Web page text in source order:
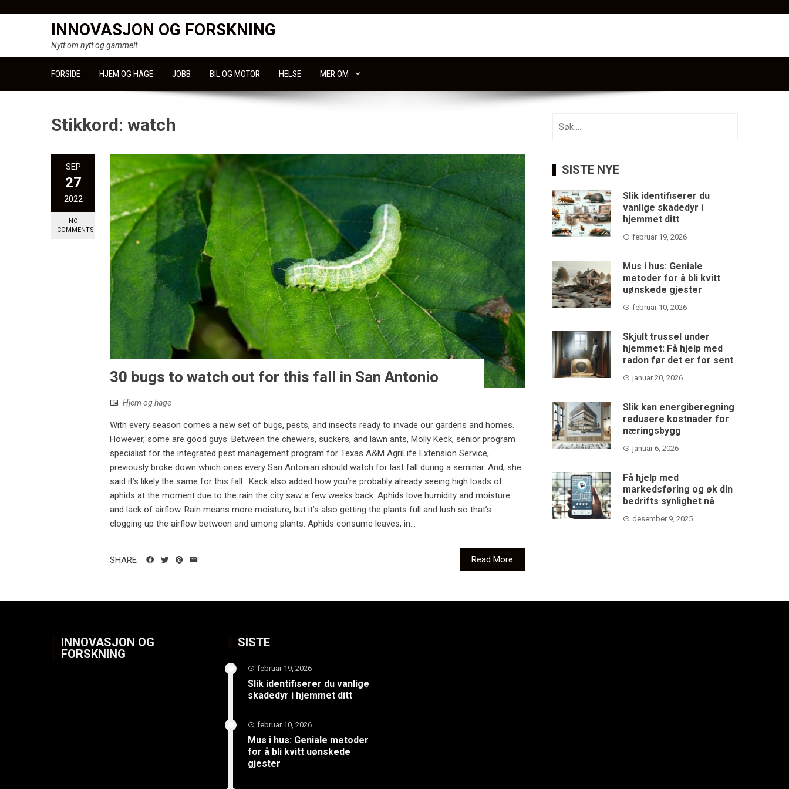
INNOVASJON OG FORSKNING
Nytt om nytt og gammelt
FORSIDE HJEM OG HAGE JOBB BIL OG MOTOR HELSE MER OM
Stikkord: watch
SEP
27
2022
NO
COMMENTS
30 bugs to watch out for this fall in San Antonio
Hjem og hage
With every season comes a new set of bugs, pests, and insects ready to invade our gardens and homes.
However, some are good guys. Between the chewers, suckers, and lawn ants, Molly Keck, senior program
specialist for the integrated pest management program for Texas A&M AgriLife Extension Service,
previously broke down which ones every San Antonian should watch for last fall during a seminar. And, she
said it’s likely the same for this fall. Keck also added how you’re probably already seeing high loads of
aphids at the moment due to the rain the city saw a few weeks back. Aphids love humidity and moisture
and lack of airflow. Rain means more moisture, but it’s also getting the plants full and lush so that’s
clogging up the airflow between and among plants. Aphids consume leaves, in...
Read More
SHARE
etter:
SISTE NYE
Slik identifiserer du
vanlige skadedyr i
hjemmet ditt
februar 19, 2026
Mus i hus: Geniale
metoder for å bli kvitt
uønskede gjester
februar 10, 2026
Skjult trussel under
hjemmet: Få hjelp med
radon før det er for sent
januar 20, 2026
Slik kan energiberegning
redusere kostnader for
næringsbygg
januar 6, 2026
Få hjelp med
markedsføring og øk din
bedrifts synlighet nå
desember 9, 2025
INNOVASJON OG
FORSKNING
SISTE
februar 19, 2026
Slik identifiserer du vanlige
skadedyr i hjemmet ditt
februar 10, 2026
Mus i hus: Geniale metoder
for å bli kvitt uønskede
gjester